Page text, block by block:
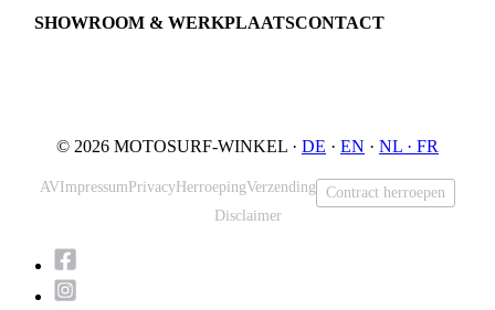
SHOWROOM & WERKPLAATSCONTACT
© 2026 MOTOSURF-WINKEL · DE · EN · NL · FR
AVImpressum Privacy HerroepingVerzending
Contract herroepen
Disclaimer